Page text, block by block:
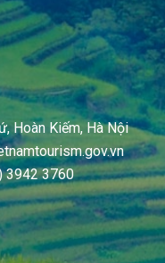
Hoàn Kiếm, Hà Nội
3942 3760